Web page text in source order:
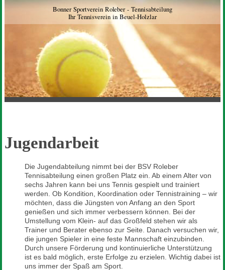
Bonner Sportverein Roleber - Tennisabteilung
Ihr Tennisverein in Beuel-Holzlar
Jugendarbeit
Die Jugendabteilung nimmt bei der BSV Roleber
Tennisabteilung einen großen Platz ein. Ab einem Alter von
sechs Jahren kann bei uns Tennis gespielt und trainiert
werden. Ob Kondition, Koordination oder Tennistraining – wir
möchten, dass die Jüngsten von Anfang an den Sport
genießen und sich immer verbessern können. Bei der
Umstellung vom Klein- auf das Großfeld stehen wir als
Trainer und Berater ebenso zur Seite. Danach versuchen wir,
die jungen Spieler in eine feste Mannschaft einzubinden.
Durch unsere Förderung und kontinuierliche Unterstützung
ist es bald möglich, erste Erfolge zu erzielen. Wichtig dabei ist
uns immer der Spaß am Sport.